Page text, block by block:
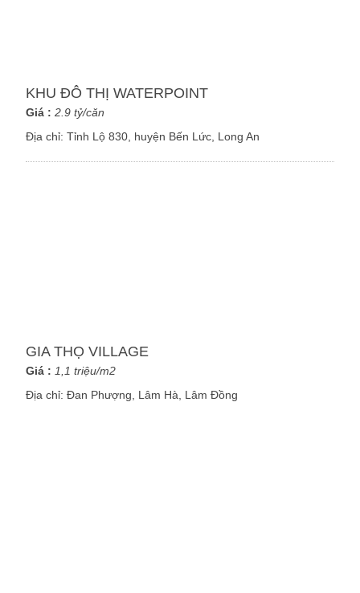
KHU ĐÔ THỊ WATERPOINT
Giá : 2.9 tỷ/căn
Địa chỉ:Tỉnh Lộ 830, huyện Bến Lức, Long An
GIA THỌ VILLAGE
Giá : 1,1 triệu/m2
Địa chỉ:Đan Phượng, Lâm Hà, Lâm Đồng